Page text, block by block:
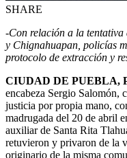
SHARE
-Con relación a la
y Chignahuapan, policías
protocolo de extracción y
CIUDAD DE PUEBLA,
encabeza Sergio Salomón,
justicia por propia mano,
madrugada del 20 de abril
auxiliar de Santa Rita
retuvieron y privaron de la
originario de la misma